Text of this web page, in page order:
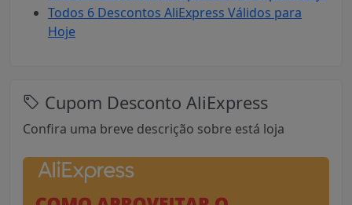
Todos 6 Descontos AliExpress Válidos para
Hoje
Cupom Desconto AliExpress
Confira uma breve descrição sobre está loja